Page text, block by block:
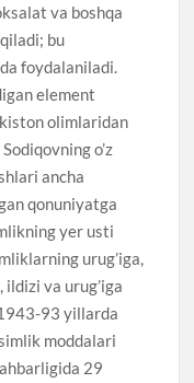
va boshqa
bu
foydalaniladi.
element
olimlaridan
o’z
ancha
qonuniyatga
yer usti
urug’iga,
ildizi va urug’iga
93 yillarda
moddalari
29